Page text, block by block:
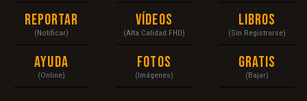
Reportar
(Notificar)
Ayuda
(Online)
Vídeos
(Alta Calidad FHD)
Fotos
(Imágenes)
Libros
(Sin Registrarse)
Gratis
(Bajar)